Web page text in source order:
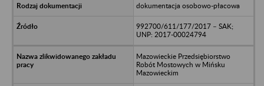
dokumentacja osobowo-płacowa
992700/611/177/2017 – SAK;
UNP: 2017-00024794
Mazowieckie Przedsiębiorstwo
Robót Mostowych w Mińsku
Mazowieckim